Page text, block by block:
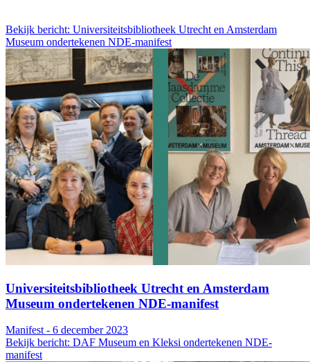
Bekijk bericht: Universiteitsbibliotheek Utrecht en Amsterdam
Museum ondertekenen NDE-manifest
Universiteitsbibliotheek Utrecht en Amsterdam
Museum ondertekenen NDE-manifest
Manifest - 6 december 2023
Bekijk bericht: DAF Museum en Kleksi ondertekenen NDE-
manifest